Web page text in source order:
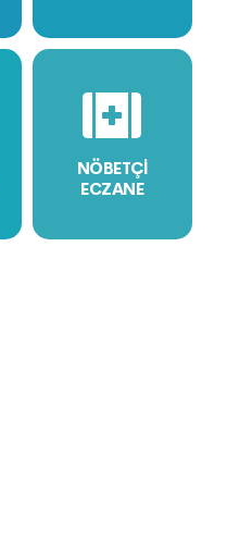
NÖBETÇİ
ECZANE